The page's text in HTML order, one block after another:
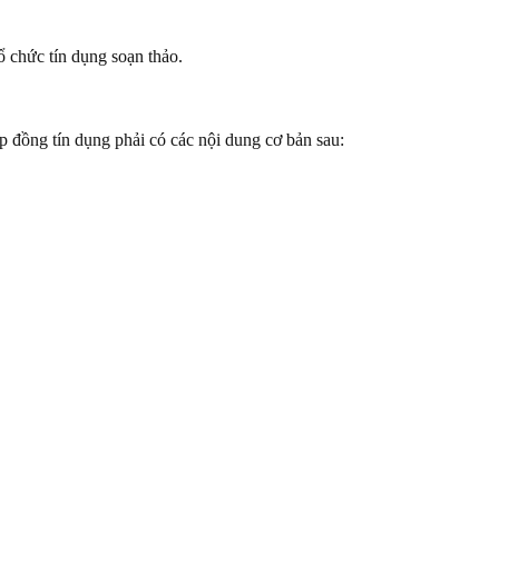
chức tín dụng soạn thảo.
tín dụng phải có các nội dung cơ bản sau: